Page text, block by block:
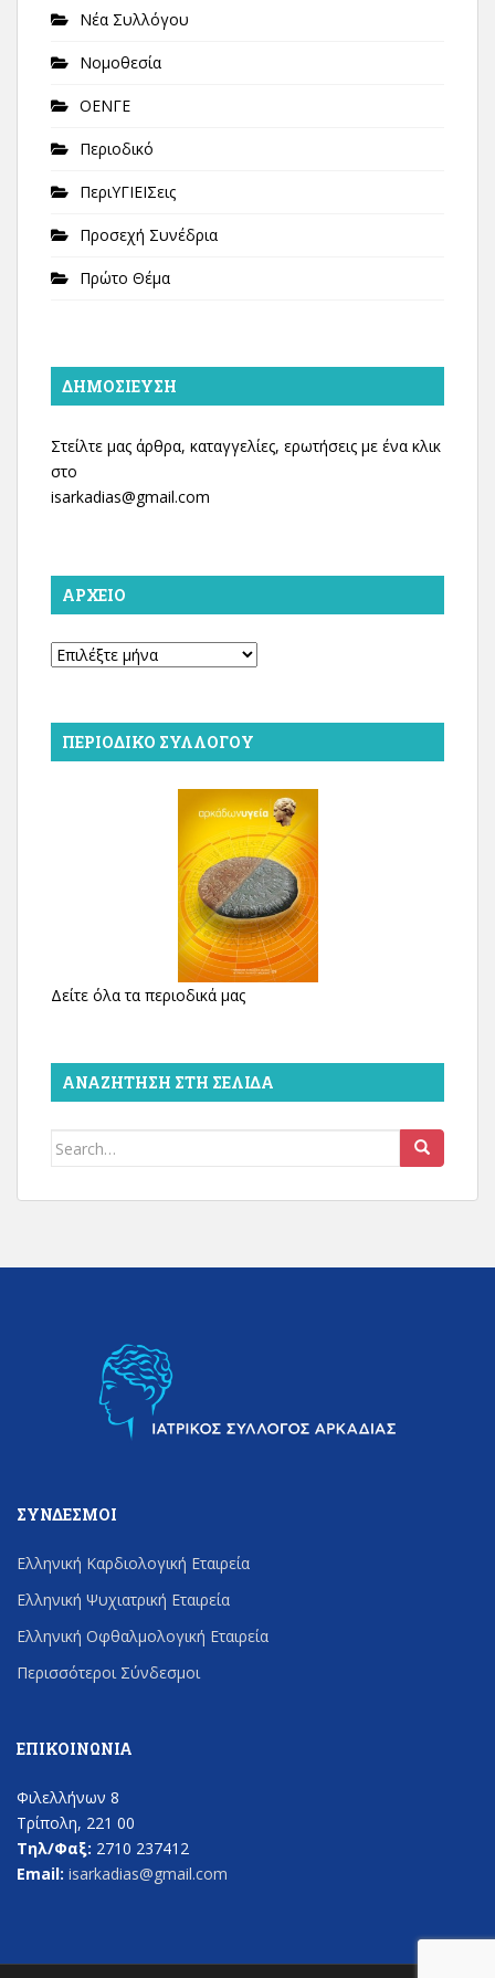
Νέα Συλλόγου
Νομοθεσία
ΟΕΝΓΕ
Περιοδικό
ΠεριΥΓΙΕΙΣεις
Προσεχή Συνέδρια
Πρώτο Θέμα
ΔΗΜΟΣΊΕΥΣΗ
Στείλτε μας άρθρα, καταγγελίες, ερωτήσεις με ένα κλικ
στο
isarkadias@gmail.com
ΑΡΧΕΊΟ
Αρχείο
ΠΕΡΙΟΔΙΚΌ ΣΥΛΛΌΓΟΥ
Δείτε όλα τα περιοδικά μας
ΑΝΑΖΉΤΗΣΗ ΣΤΗ ΣΕΛΊΔΑ
Search
ΣΎΝΔΕΣΜΟΙ
Ελληνική Καρδιολογική Εταιρεία
Ελληνική Ψυχιατρική Εταιρεία
Ελληνική Οφθαλμολογική Εταιρεία
Περισσότεροι Σύνδεσμοι
ΕΠΙΚΟΙΝΩΝΊΑ
Φιλελλήνων 8
Τρίπολη, 221 00
Τηλ/Φαξ: 2710 237412
Email: isarkadias@gmail.com